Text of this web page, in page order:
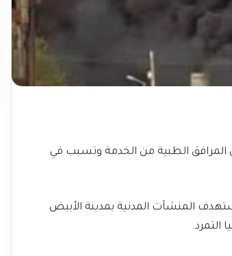
الطبية من الخدمة وتسبب في
المنشآت المدنية بمدينة الأبيض
التمرد.